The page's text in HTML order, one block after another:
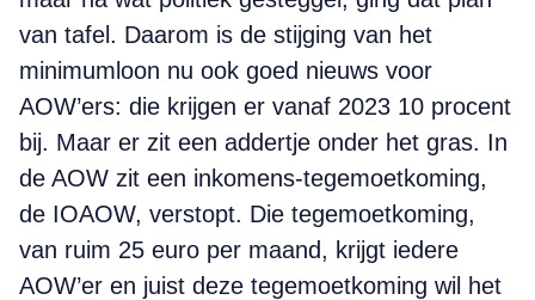
van tafel. Daarom is de stijging van het
minimumloon nu ook goed nieuws voor
AOW’ers: die krijgen er vanaf 2023 10 procent
bij. Maar er zit een addertje onder het gras. In
de AOW zit een inkomens-tegemoetkoming,
de IOAOW, verstopt. Die tegemoetkoming,
van ruim 25 euro per maand, krijgt iedere
AOW’er en juist deze tegemoetkoming wil het